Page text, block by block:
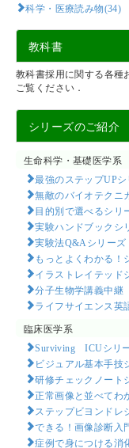
科学・医療読み物(34)
教科書
教科書採用に関する各種
ご覧ください．
シリーズのご紹介
生命科学・基礎医学系
最強のステップUPシ
無敵のバイオテクニ
目的別で選べるシリ
実験ハンドブックシ
実験法Q&Aシリーズ
もっとよくわかる！
イラストレイテッド
分子生物学講義中継
ライフサイエンス英
臨床医学系
Surviving ICUシリ
ビジュアル基本手技
研修チェックノート
正常画像と並べてわ
ステップビヨンドレ
できる！画像診断入
症例で身につける消